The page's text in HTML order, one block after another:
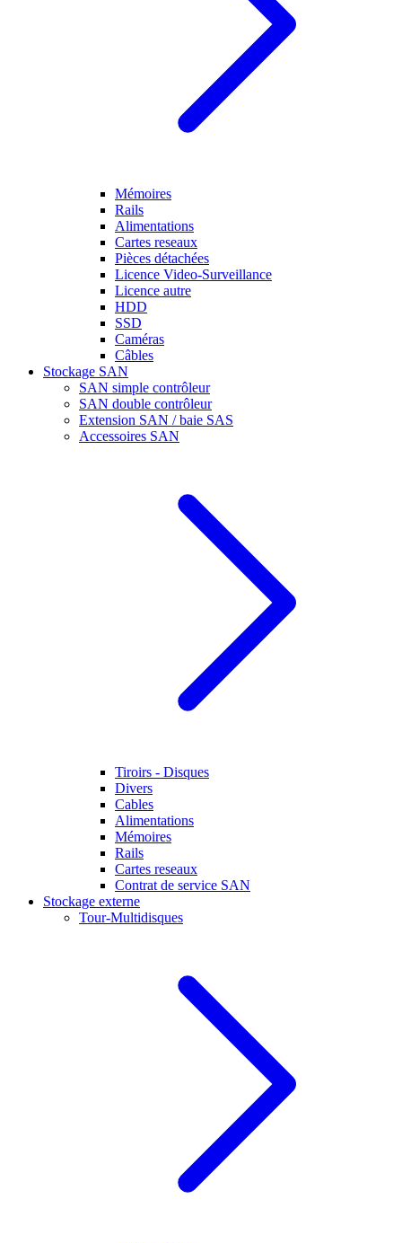
Mémoires
Rails
Alimentations
Cartes reseaux
Pièces détachées
Licence Video-Surveillance
Licence autre
HDD
SSD
Caméras
Câbles
Stockage SAN
SAN simple contrôleur
SAN double contrôleur
Extension SAN / baie SAS
Accessoires SAN
Tiroirs - Disques
Divers
Cables
Alimentations
Mémoires
Rails
Cartes reseaux
Contrat de service SAN
Stockage externe
Tour-Multidisques